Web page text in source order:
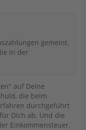
gemeint,
in der
auf Deine
die beim
durchgeführt
Dich ab. Und die
Einkommensteuer.